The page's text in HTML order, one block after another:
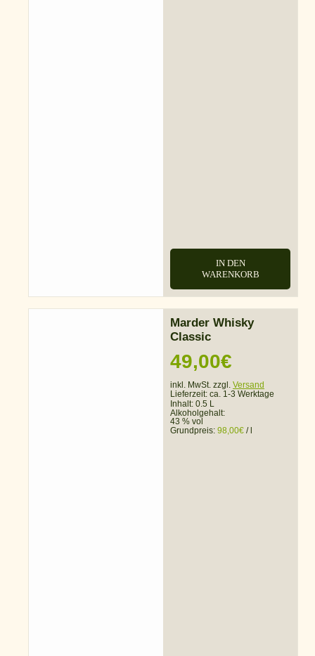
IN DEN
WARENKORB
Marder Whisky
Classic
49,00€
inkl. MwSt. zzgl. Versand
Lieferzeit: ca. 1-3 Werktage
Inhalt: 0.5 L
Alkoholgehalt:
43 % vol
Grundpreis: 98,00€ /